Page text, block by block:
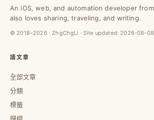
An iOS, web, and automation developer
also loves sharing, traveling, and writing.
© 2018–2026 · ZhgChgLi · Site updated: 2026-08-08
讀文章
全部文章
分類
標籤